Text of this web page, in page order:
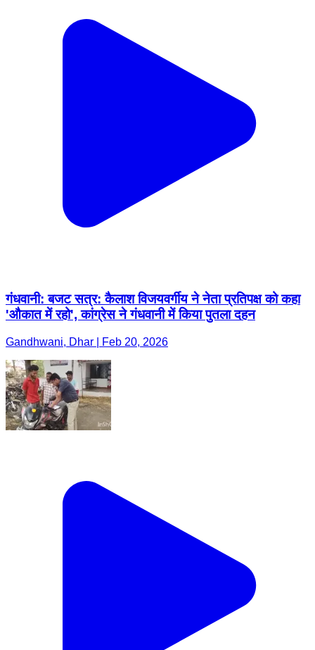
गंधवानी: बजट सत्र: कैलाश विजयवर्गीय ने नेता प्रतिपक्ष को कहा
'औकात में रहो', कांग्रेस ने गंधवानी में किया पुतला दहन
Gandhwani, Dhar | Feb 20, 2026